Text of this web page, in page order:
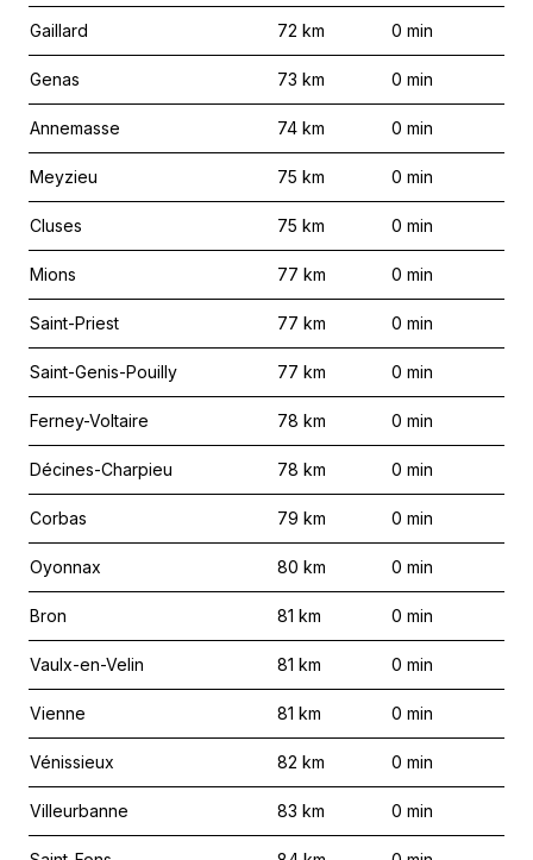
Gaillard 72 km 0 min
Genas 73 km 0 min
Annemasse 74 km 0 min
Meyzieu 75 km 0 min
Cluses 75 km 0 min
Mions 77 km 0 min
Saint-Priest 77 km 0 min
Saint-Genis-Pouilly 77 km 0 min
Ferney-Voltaire 78 km 0 min
Décines-Charpieu 78 km 0 min
Corbas 79 km 0 min
Oyonnax 80 km 0 min
Bron 81 km 0 min
Vaulx-en-Velin 81 km 0 min
Vienne 81 km 0 min
Vénissieux 82 km 0 min
Villeurbanne 83 km 0 min